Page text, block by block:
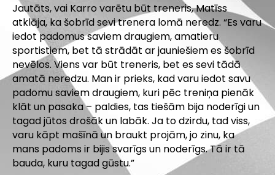
Jautāts, vai Karro varētu būt treneris, Matīss
atklāja, ka šobrīd sevi trenera lomā neredz. “Es varu
iedot padomus saviem draugiem, amatieru
sportistiem, bet tā strādāt ar jauniešiem es šobrīd
nevēlos. Viens var būt treneris, bet es sevi tādā
amatā neredzu. Man ir prieks, kad varu iedot savu
padomu saviem draugiem, kuri pēc treniņa pienāk
klāt un pasaka – paldies, tas tiešām bija noderīgi un
tagad jūtos drošāk un labāk. Ja to dzirdu, tad viss,
varu kāpt mašīnā un braukt projām, jo zinu, ka
mans padoms ir bijis svarīgs un noderīgs. Tā ir tā
bauda, kuru tagad gūstu.”